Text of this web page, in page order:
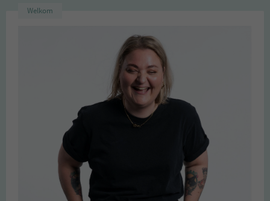
Welkom